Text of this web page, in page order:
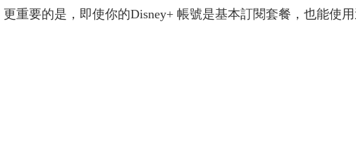
重要的是，即使你的Disney+ 帳號是基本訂閱套餐，也能使